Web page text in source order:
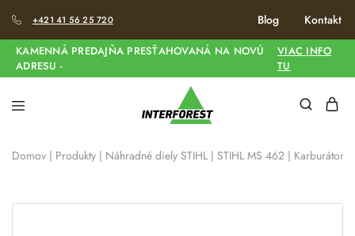
+421 41 56 25 720 Blog Kontakt
KAMENNÁ PREDAJŇA PRESŤAHOVANÁ NA NOVÚ
ADRESU -
VIAC INFO
TU
Domov | Produkty | Náhradné diely STIHL | STIHL MS 462 | Karburátor